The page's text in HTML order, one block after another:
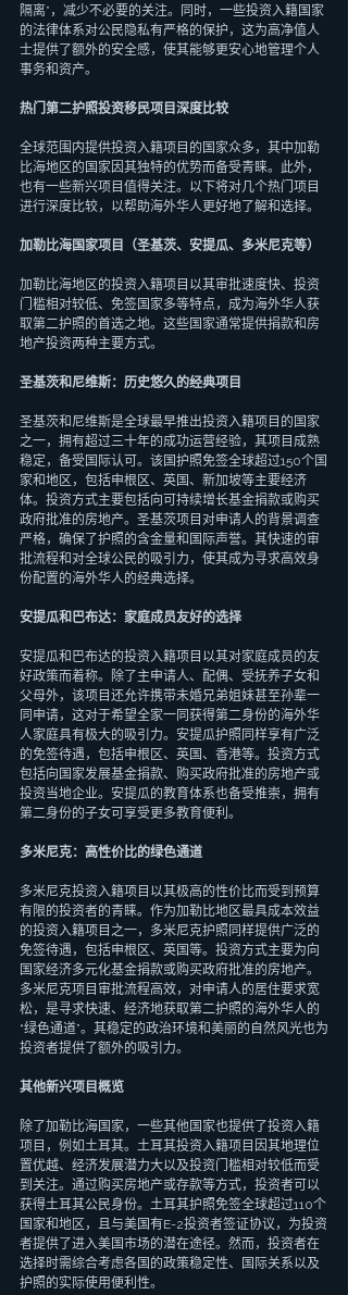
隔离”，减少不必要的关注。同时，一些投资入籍国家
的法律体系对公民隐私有严格的保护，这为高净值人
士提供了额外的安全感，使其能够更安心地管理个人
事务和资产。
热门第二护照投资移民项目深度比较
全球范围内提供投资入籍项目的国家众多，其中加勒
比海地区的国家因其独特的优势而备受青睐。此外，
也有一些新兴项目值得关注。以下将对几个热门项目
进行深度比较，以帮助海外华人更好地了解和选择。
加勒比海国家项目（圣基茨、安提瓜、多米尼克等）
加勒比海地区的投资入籍项目以其审批速度快、投资
门槛相对较低、免签国家多等特点，成为海外华人获
取第二护照的首选之地。这些国家通常提供捐款和房
地产投资两种主要方式。
圣基茨和尼维斯：历史悠久的经典项目
圣基茨和尼维斯是全球最早推出投资入籍项目的国家
之一，拥有超过三十年的成功运营经验，其项目成熟
稳定，备受国际认可。该国护照免签全球超过150个国
家和地区，包括申根区、英国、新加坡等主要经济
体。投资方式主要包括向可持续增长基金捐款或购买
政府批准的房地产。圣基茨项目对申请人的背景调查
严格，确保了护照的含金量和国际声誉。其快速的审
批流程和对全球公民的吸引力，使其成为寻求高效身
份配置的海外华人的经典选择。
安提瓜和巴布达：家庭成员友好的选择
安提瓜和巴布达的投资入籍项目以其对家庭成员的友
好政策而着称。除了主申请人、配偶、受抚养子女和
父母外，该项目还允许携带未婚兄弟姐妹甚至孙辈一
同申请，这对于希望全家一同获得第二身份的海外华
人家庭具有极大的吸引力。安提瓜护照同样享有广泛
的免签待遇，包括申根区、英国、香港等。投资方式
包括向国家发展基金捐款、购买政府批准的房地产或
投资当地企业。安提瓜的教育体系也备受推崇，拥有
第二身份的子女可享受更多教育便利。
多米尼克：高性价比的绿色通道
多米尼克投资入籍项目以其极高的性价比而受到预算
有限的投资者的青睐。作为加勒比地区最具成本效益
的投资入籍项目之一，多米尼克护照同样提供广泛的
免签待遇，包括申根区、英国等。投资方式主要为向
国家经济多元化基金捐款或购买政府批准的房地产。
多米尼克项目审批流程高效，对申请人的居住要求宽
松，是寻求快速、经济地获取第二护照的海外华人的
“绿色通道”。其稳定的政治环境和美丽的自然风光也为
投资者提供了额外的吸引力。
其他新兴项目概览
除了加勒比海国家，一些其他国家也提供了投资入籍
项目，例如土耳其。土耳其投资入籍项目因其地理位
置优越、经济发展潜力大以及投资门槛相对较低而受
到关注。通过购买房地产或存款等方式，投资者可以
获得土耳其公民身份。土耳其护照免签全球超过110个
国家和地区，且与美国有E-2投资者签证协议，为投资
者提供了进入美国市场的潜在途径。然而，投资者在
选择时需综合考虑各国的政策稳定性、国际关系以及
护照的实际使用便利性。